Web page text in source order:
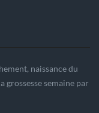
naissance du
grossesse semaine par